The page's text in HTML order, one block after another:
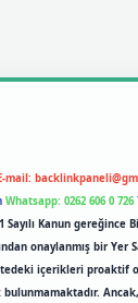
mail:
Whatsapp: 0262 606 0 726
Sayılı Kanun gereğince
onaylanmış bir Yer
içerikleri proaktif